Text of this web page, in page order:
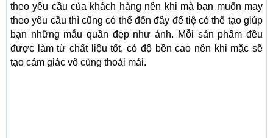
theo yêu cầu của khách hàng nên khi mà bạn muốn may
theo yêu cầu thì cũng có thể đến đây để tiệ có thể tạo giúp
bạn những mẫu quần đẹp như ảnh. Mỗi sản phẩm đều
được làm từ chất liệu tốt, có độ bền cao nên khi mặc sẽ
tạo cảm giác vô cùng thoải mái.